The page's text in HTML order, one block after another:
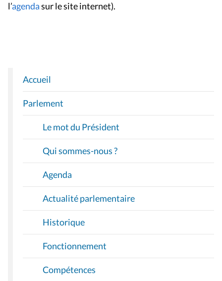
l’agendasur le site internet).
N
A
V
G
T
O
Accueil
Parlement
Le mot du Président
Qui sommes-nous ?
Agenda
Actualité parlementaire
Historique
Fonctionnement
Compétences